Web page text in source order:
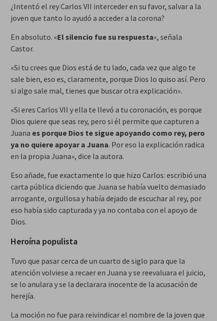
¿Intentó el rey Carlos VII interceder en su favor, salvar a la
joven que tanto lo ayudó a acceder a la corona?
En absoluto. «El silencio fue su respuesta«, señala
Castor.
«Si tu crees que Dios está de tu lado, cada vez que algo te
sale bien, eso es, claramente, porque Dios lo quiso así. Pero
si algo sale mal, tienes que buscar otra explicación».
«Si eres Carlos VII y ella te llevó a tu coronación, es porque
Dios quiere que seas rey, pero si él permite que capturen a
Juana es porque Dios te sigue apoyando como rey, pero
ya no quiere apoyar a Juana. Por eso la explicación radica
en la propia Juana», dice la autora.
Eso añade, fue exactamente lo que hizo Carlos: escribió una
carta pública diciendo que Juana se había vuelto demasiado
arrogante, orgullosa y había dejado de escuchar al rey, por
eso había sido capturada y ya no contaba con el apoyo de
Dios.
Heroína populista
Tuvo que pasar cerca de un cuarto de siglo para que la
atención volviese a recaer en Juana y se reevaluara el juicio,
se lo anulara y se la declarara inocente de la acusación de
herejía.
La moción no fue para reivindicar el nombre de la joven que